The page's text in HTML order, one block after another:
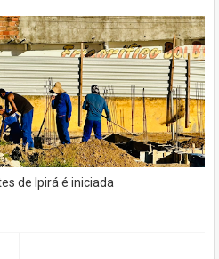
de Ipirá é iniciada